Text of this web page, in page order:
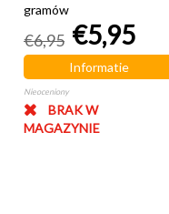
gramów
€6,95 €5,95
Informatie
Nieoceniony
BRAK W
MAGAZYNIE